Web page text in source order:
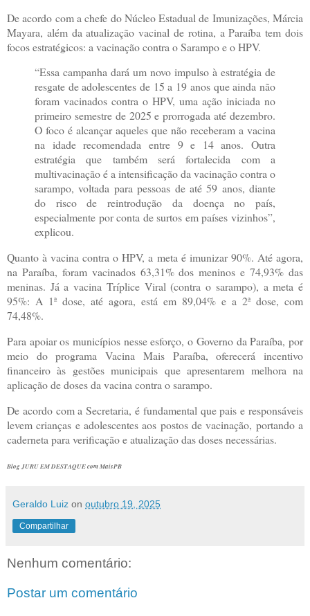
De acordo com a chefe do Núcleo Estadual de Imunizações, Márcia
Mayara, além da atualização vacinal de rotina, a Paraíba tem dois
focos estratégicos: a vacinação contra o Sarampo e o HPV.
“Essa campanha dará um novo impulso à estratégia de
resgate de adolescentes de 15 a 19 anos que ainda não
foram vacinados contra o HPV, uma ação iniciada no
primeiro semestre de 2025 e prorrogada até dezembro.
O foco é alcançar aqueles que não receberam a vacina
na idade recomendada entre 9 e 14 anos. Outra
estratégia que também será fortalecida com a
multivacinação é a intensificação da vacinação contra o
sarampo, voltada para pessoas de até 59 anos, diante
do risco de reintrodução da doença no país,
especialmente por conta de surtos em países vizinhos”,
explicou.
Quanto à vacina contra o HPV, a meta é imunizar 90%. Até agora,
na Paraíba, foram vacinados 63,31% dos meninos e 74,93% das
meninas. Já a vacina Tríplice Viral (contra o sarampo), a meta é
95%: A 1ª dose, até agora, está em 89,04% e a 2ª dose, com
74,48%.
Para apoiar os municípios nesse esforço, o Governo da Paraíba, por
meio do programa Vacina Mais Paraíba, oferecerá incentivo
financeiro às gestões municipais que apresentarem melhora na
aplicação de doses da vacina contra o sarampo.
De acordo com a Secretaria, é fundamental que pais e responsáveis
levem crianças e adolescentes aos postos de vacinação, portando a
caderneta para verificação e atualização das doses necessárias.
Blog JURU EM DESTAQUE com MaisPB
Geraldo Luiz on outubro 19, 2025
Compartilhar
Nenhum comentário:
Postar um comentário